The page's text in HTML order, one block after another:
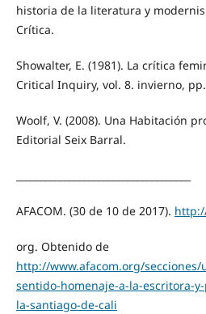
historia de la literatura y
Crítica.
Showalter, E. (1981). La crítica
Critical Inquiry, vol. 8. invierno,
Woolf, V. (2008). Una Habitación
Editorial Seix Barral.
AFACOM. (30 de 10 de 2017).
org. Obtenido de
http://www.afacom.org/
sentido-homenaje-a-la-escritora-
la-santiago-de-cali